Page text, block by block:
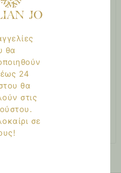
χρησιμοποιηθούν για την
σε ολόκληρο τον ιστότοπο, για τη
λογαριασμό σας και για άλλους
σελίδα πολιτική απορρήτου
θα
24
θα
στις
σε